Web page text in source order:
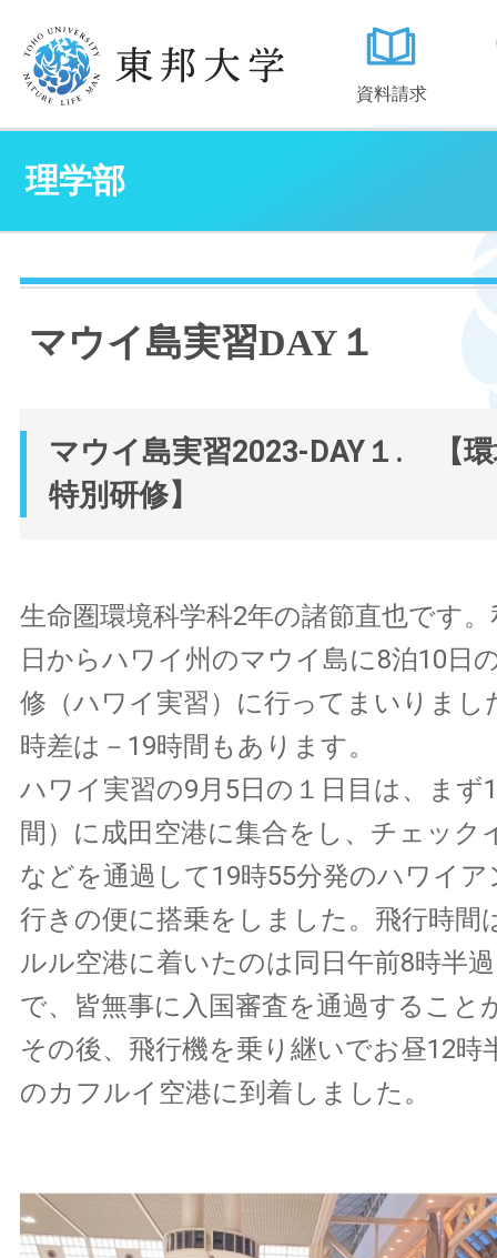
資料請求
理学部
マウイ島実習DAY１
マウイ島実習2023-DAY１. 【
特別研修】
生命圏環境科学科2年の諸節直也です
日からハワイ州のマウイ島に8泊10日
修（ハワイ実習）に行ってまいりまし
時差は－19時間もあります。
ハワイ実習の9月5日の１日目は、まず
間）に成田空港に集合をし、チェック
などを通過して19時55分発のハワイ
行きの便に搭乗をしました。飛行時間
ルル空港に着いたのは同日午前8時半
で、皆無事に入国審査を通過すること
その後、飛行機を乗り継いでお昼12時
のカフルイ空港に到着しました。